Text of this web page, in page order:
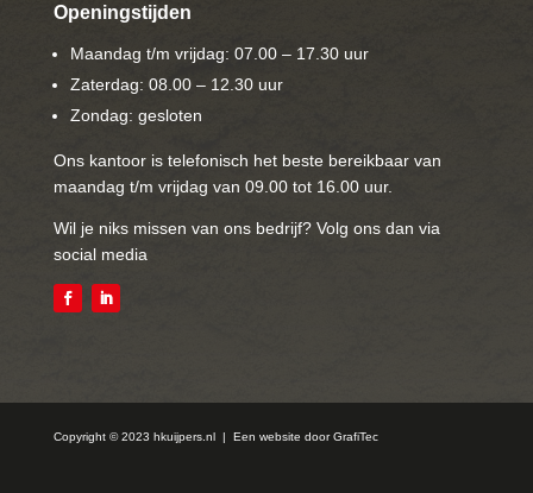
Openingstijden
Maandag t/m vrijdag: 07.00 – 17.30 uur
Zaterdag: 08.00 – 12.30 uur
Zondag: gesloten
Ons kantoor is telefonisch het beste bereikbaar van
maandag t/m vrijdag van 09.00 tot 16.00 uur.
Wil je niks missen van ons bedrijf? Volg ons dan via
social media
Copyright © 2023 hkuijpers.nl | Een website doorGrafiTec